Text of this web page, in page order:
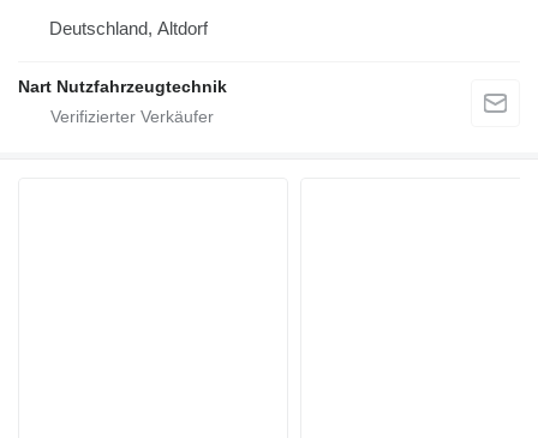
Deutschland, Altdorf
Nart Nutzfahrzeugtechnik